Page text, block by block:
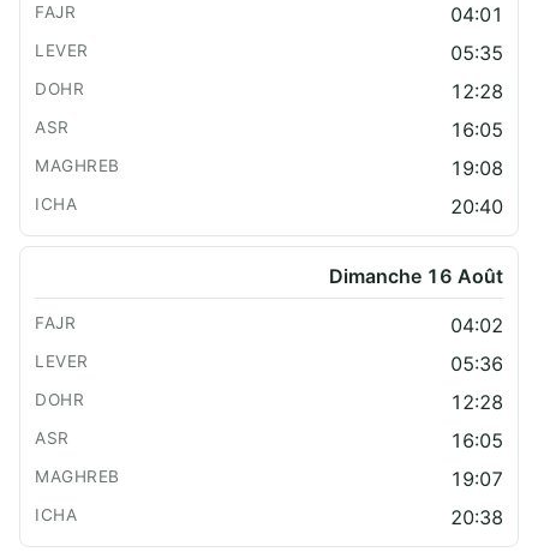
04:01
05:35
12:28
16:05
19:08
20:40
Dimanche 16 Août
04:02
05:36
12:28
16:05
19:07
20:38